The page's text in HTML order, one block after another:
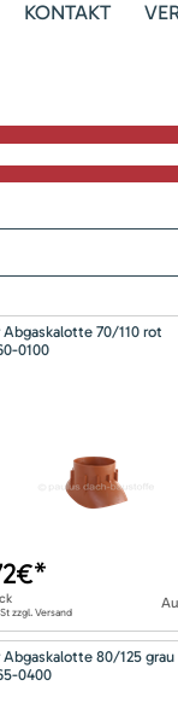
KONTAKT
Abgaskalotte 70/110 rot
0100
€*
zzgl. Versand
Abgaskalotte 80/125 grau
0400